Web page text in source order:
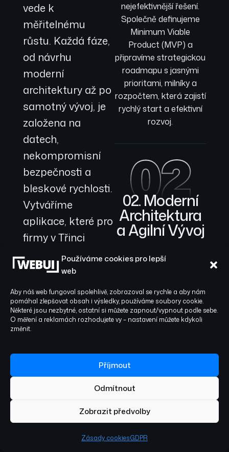
Používáme cookies pro lepší
web
Aby náš web fungoval spolehlivě, zobrazoval se rychle a aby nám
pomáhal zlepšovat obsah i výsledky, používáme soubory cookie.
Některé jsou nezbytné, ostatní si můžete zapnout/vypnout podle sebe.
O měření a reklamách rozhodujete vy – nastavení můžete kdykoli
změnit.
Příjmout
Odmítnout
Zobrazit předvolby
Zásady cookiesGDPR
vede k
měřitelnému
růstu. Každá fáze,
od návrhu
moderní
architektury až po
samotný vývoj, je
založena na
datech,
nekompromisní
bezpečnosti a
bleskové rychlosti.
Vytváříme
aplikace, které pro
firmy v Třinci
zkracují procesy,
snižují provozní
náklady a
spolehlivě
posouvají byznys
vpřed s využitím
těch nejnovějších
nejefektivnější řešení.
Společně definujeme
Minimum Viable
Product (MVP) a
připravíme strategickou
roadmapu s jasnými
prioritami, milníky a
rozpočtem, která zajistí
rychlý start a efektivní
rozvoj.
02
02. Moderní
Architektura
a Agilní Vývoj
Na základě auditu
Entity-Relationship
Diagram (ERD) a
špičkovou API-first
škálovatelné řešení.
Vytvoříme moderní
nástroji Figma,
vybereme nejvhodnější
technologický stack a
navrhneme klíčové